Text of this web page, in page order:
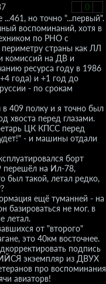
0
но точно "...первый".
воспоминаний, хотя в
по РНО с
периметру страны как ЛЛ
комиссий на ДВ и
ресурса году в 1986
года) и +1 год до
- по срокам
409 полку и я точно был
хвоста перед глазами.
ЦК КПСС перед
- и машины отдали
борт
перешёл на Ил-78,
был такой, летал редко,
ещё туманней - на
базироваться не мог. в
летал.
от "второго"
это 40км восточнее.
подпись
экэемпляр из ДВУХ
про воспоминания
авиаторв!